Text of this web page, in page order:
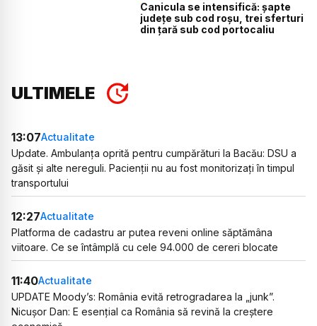
Canicula se intensifică: șapte
județe sub cod roșu, trei sferturi
din țară sub cod portocaliu
ULTIMELE
13:07Actualitate
Update. Ambulanța oprită pentru cumpărături la Bacău: DSU a
găsit și alte nereguli. Pacienții nu au fost monitorizați în timpul
transportului
12:27Actualitate
Platforma de cadastru ar putea reveni online săptămâna
viitoare. Ce se întâmplă cu cele 94.000 de cereri blocate
11:40Actualitate
UPDATE Moody’s: România evită retrogradarea la „junk”.
Nicușor Dan: E esențial ca România să revină la creștere